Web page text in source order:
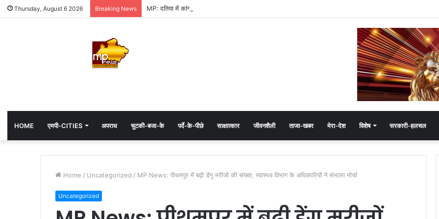
Thursday, August 6 2026 Breaking News MP: दतिया में कांग्रेस की जीत में जयवर्धन सिंह का जादू, 35 में 30 बूथ जीते
HOME एमपी-CITIES अपराध चुटकी-बजा-के पर्दे-के-पीछे साक्षात्कार जीवनशैली ताजा-खबर मेरा-देश विशेष सरकारी-हलचल
Home / Uncategorized / MP News: पीथमपुर में बढ़ी डेंगू मरीजों की संख्या, स्वास्थ्य विभाग के अधिकारियों ने संभाला मोर्चा
Uncategorized